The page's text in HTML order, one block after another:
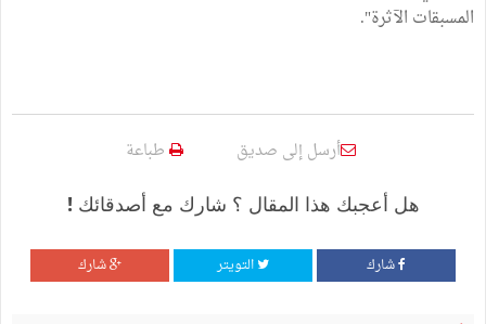
المسبقات الآثرة".
أرسل إلى صديق طباعة
هل أعجبك هذا المقال ؟ شارك مع أصدقائك !
شارك التويتر شارك